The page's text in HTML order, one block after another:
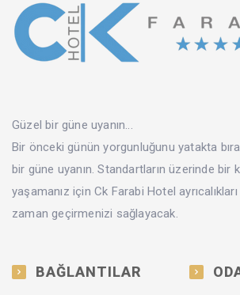
Güzel bir güne uyanın...
Bir önceki günün yorgunluğunu yatakta
bir güne uyanın. Standartların üzerinde bir
yaşamanız için Ck Farabi Hotel
zaman geçirmenizi sağlayacak.
BAĞLANTILAR